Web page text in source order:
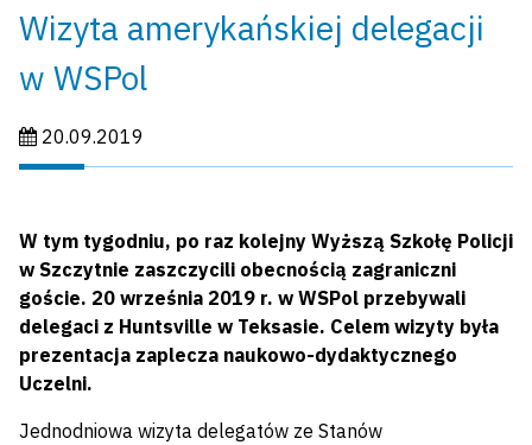
Wizyta amerykańskiej delegacji
w WSPol
Data publikacji:
20.09.2019
W tym tygodniu, po raz kolejny Wyższą Szkołę Policji
w Szczytnie zaszczycili obecnością zagraniczni
goście. 20 września 2019 r. w WSPol przebywali
delegaci z Huntsville w Teksasie. Celem wizyty była
prezentacja zaplecza naukowo-dydaktycznego
Uczelni.
Jednodniowa wizyta delegatów ze Stanów